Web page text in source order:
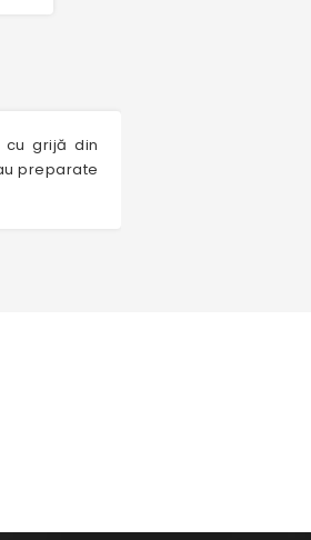
grijă din
preparate